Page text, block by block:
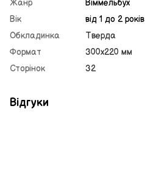
Жанр
Віммельбух
Вік
від 1 до 2 років
Обкладинка
Тверда
Формат
300х220 мм
Сторінок
32
Відгуки